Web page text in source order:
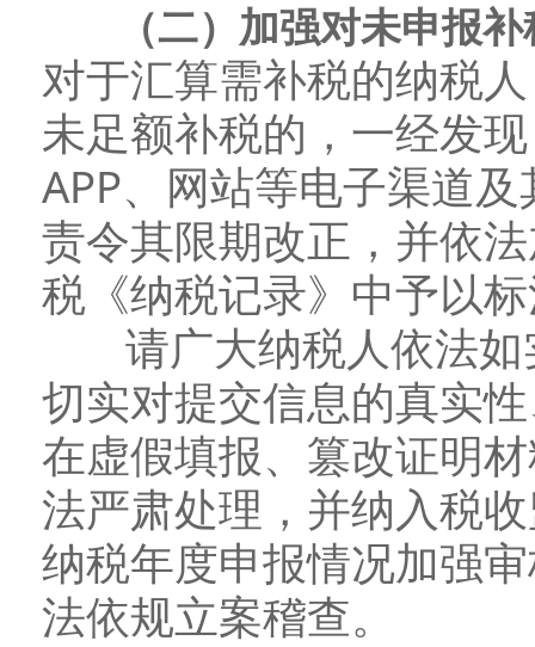
（二）加强对未申报补
对于汇算需补税的纳税
未足额补税的，一经发
APP、网站等电子渠道
责令其限期改正，并依
税《纳税记录》中予以
请广大纳税人依法如
切实对提交信息的真实
在虚假填报、篡改证明
法严肃处理，并纳入税
纳税年度申报情况加强
法依规立案稽查。